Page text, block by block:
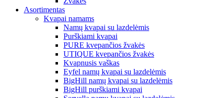
Asortimentas
Kvapai namams
Namų kvapai su lazdelėmis
Purškiami kvapai
PURE kvepančios žvakės
UTIQUE kvepančios žvakės
Kvapnusis vaškas
Eyfel namų kvapai su lazdelėmis
BigHill namų kvapai su lazdelėmis
BigHill purškiami kvapai